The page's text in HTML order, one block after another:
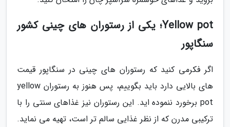
Yellow pot؛ یکی از رستوران های چینی کشور
سنگاپور
اگر فکرمی کنید که رستوران های چینی در سنگاپور قیمت
های بالایی دارد باید بگوییم، پس هنوز به رستوران yellow
pot برخورد ننموده اید. این رستوران نیز غذاهای سنتی را با
ترکیبی مدرن که از نظر غذایی سالم تر است، تهیه می نماید.